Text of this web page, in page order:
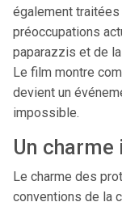
également
préoccupations
paparazzis et de
Le film montre
devient un
impossible.
Un
Le charme des
conventions de la